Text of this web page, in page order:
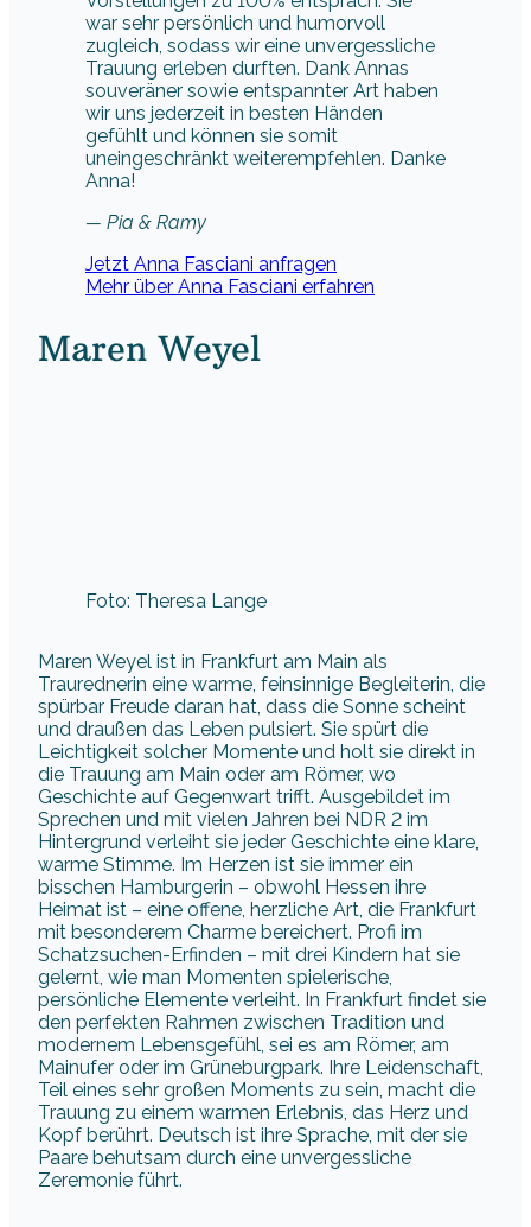
war sehr persönlich und humorvoll
zugleich, sodass wir eine unvergessliche
Trauung erleben durften. Dank Annas
souveräner sowie entspannter Art haben
wir uns jederzeit in besten Händen
gefühlt und können sie somit
uneingeschränkt weiterempfehlen. Danke
Anna!
— Pia & Ramy
Jetzt Anna Fasciani anfragen
Mehr über Anna Fasciani erfahren
Maren Weyel
Foto: Theresa Lange
Maren Weyel ist in Frankfurt am Main als
Traurednerin eine warme, feinsinnige Begleiterin, die
spürbar Freude daran hat, dass die Sonne scheint
und draußen das Leben pulsiert. Sie spürt die
Leichtigkeit solcher Momente und holt sie direkt in
die Trauung am Main oder am Römer, wo
Geschichte auf Gegenwart trifft. Ausgebildet im
Sprechen und mit vielen Jahren bei NDR 2 im
Hintergrund verleiht sie jeder Geschichte eine klare,
warme Stimme. Im Herzen ist sie immer ein
bisschen Hamburgerin – obwohl Hessen ihre
Heimat ist – eine offene, herzliche Art, die Frankfurt
mit besonderem Charme bereichert. Profi im
Schatzsuchen-Erfinden – mit drei Kindern hat sie
gelernt, wie man Momenten spielerische,
persönliche Elemente verleiht. In Frankfurt findet sie
den perfekten Rahmen zwischen Tradition und
modernem Lebensgefühl, sei es am Römer, am
Mainufer oder im Grüneburgpark. Ihre Leidenschaft,
Teil eines sehr großen Moments zu sein, macht die
Trauung zu einem warmen Erlebnis, das Herz und
Kopf berührt. Deutsch ist ihre Sprache, mit der sie
Paare behutsam durch eine unvergessliche
Zeremonie führt.